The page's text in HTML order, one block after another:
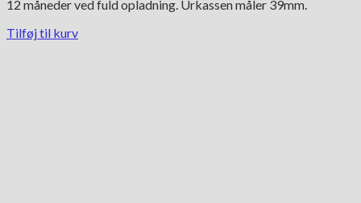
12 måneder ved fuld opladning. Urkassen måler 39mm.
Tilføj til kurv